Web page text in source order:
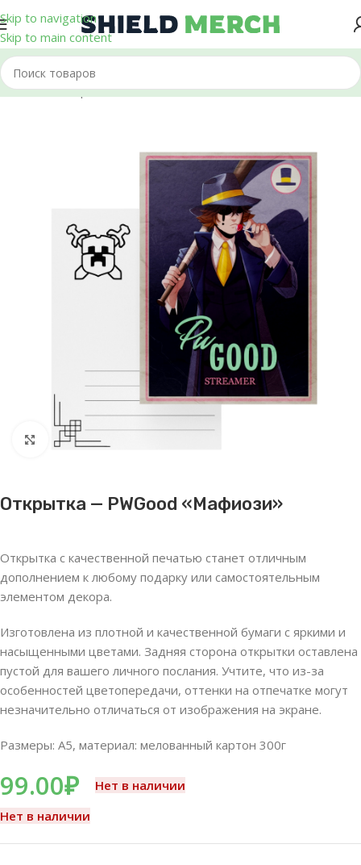
Skip to navigation
Skip to main content
Главная/Открытки
Нажмите, чтобы увеличить
Открытка — PWGood «Мафиози»
Открытка с качественной печатью станет отличным
дополнением к любому подарку или самостоятельным
элементом декора.
Изготовлена из плотной и качественной бумаги с яркими и
насыщенными цветами. Задняя сторона открытки оставлена
пустой для вашего личного послания. Учтите, что из-за
особенностей цветопередачи, оттенки на отпечатке могут
незначительно отличаться от изображения на экране.
Размеры: А5, материал: мелованный картон 300г
99.00₽
Нет в наличии
Нет в наличии